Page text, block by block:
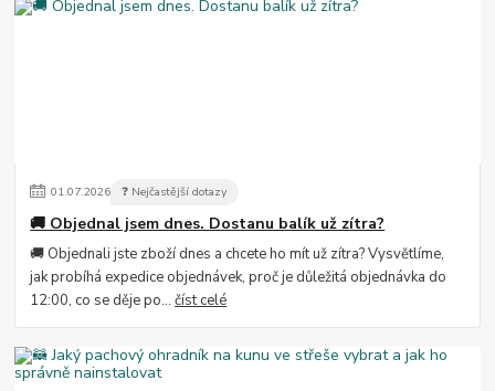
01.07.2026 ❓ Nejčastější dotazy
🚚 Objednal jsem dnes. Dostanu balík už zítra?
🚚 Objednali jste zboží dnes a chcete ho mít už zítra? Vysvětlíme,
jak probíhá expedice objednávek, proč je důležitá objednávka do
12:00, co se děje po...číst celé